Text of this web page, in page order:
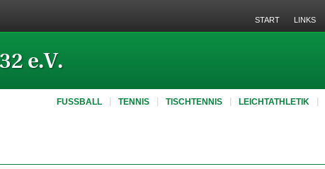
e.V.
FUSSBALL TENNIS TISCHTENNIS LEICHTATHLETIK
START LINKS